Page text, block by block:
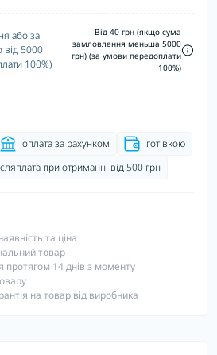
або за
від 5000
100%)
Від 40 грн (якщо сума
замловлення меньша 5000
грн) (за умови передоплати
100%)
оплата за рахунком
готівкою
при отриманні від 500 грн
та ціна
товар
протягом 14 днів з моменту
на товар від виробника